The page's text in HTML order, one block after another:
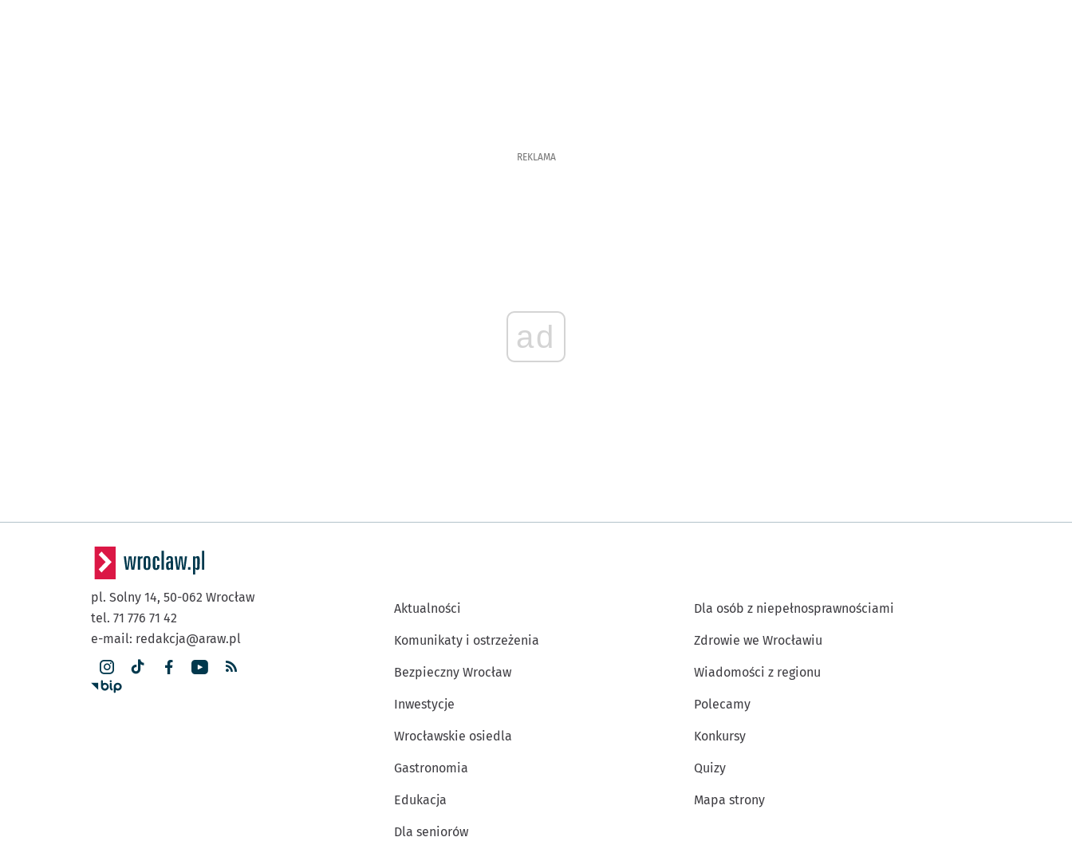
REKLAMA
ad
pl. Solny 14, 50-062 Wrocław
tel. 71 776 71 42
e-mail: redakcja@araw.pl
Aktualności
Komunikaty i ostrzeżenia
Bezpieczny Wrocław
Inwestycje
Wrocławskie osiedla
Gastronomia
Edukacja
Dla seniorów
Dla osób z niepełnosprawnościami
Zdrowie we Wrocławiu
Wiadomości z regionu
Polecamy
Konkursy
Quizy
Mapa strony